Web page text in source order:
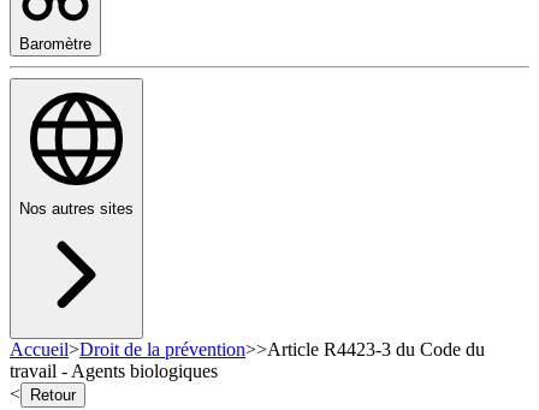
Baromètre
Nos autres sites
Accueil>Droit de la prévention>>Article R4423-3 du Code du
travail - Agents biologiques
<
Retour